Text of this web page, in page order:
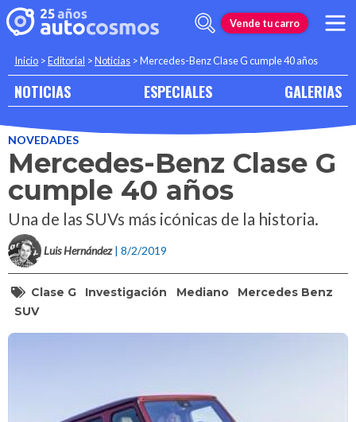
Vende tu carro
Inicio >Editorial >Noticias >Mercedes-Benz Clase G cumple 40 años
NOTICIAS ESPECIALES GALERIAS
NOVEDADES
Mercedes-Benz Clase G
cumple 40 años
Una de las SUVs más icónicas de la historia.
Luis Hernández | 8/2/2019
Clase G Investigación Mediano
Mercedes Benz
SUV